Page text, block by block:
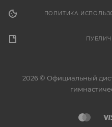
ПОЛИТИКА
2026 © Официальный